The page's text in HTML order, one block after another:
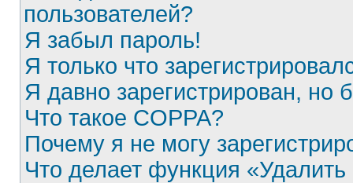
пользователей?
Я забыл пароль!
Я только что
Я давно зарегистрирован, но
Что такое COPPA?
Почему я не могу
Что делает функция